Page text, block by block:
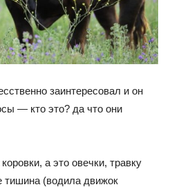
заинтересовал и он
— кто это? да что они
а это овечки, травку
тишина (водила движок